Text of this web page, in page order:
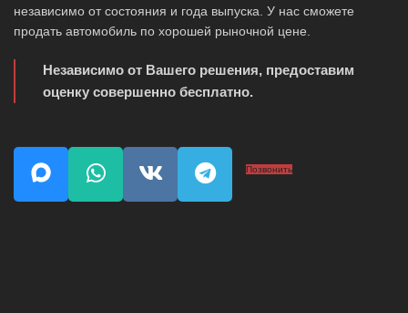
независимо от состояния и года выпуска. У нас сможете
продать автомобиль по хорошей рыночной цене.
Независимо от Вашего решения, предоставим
оценку совершенно бесплатно.
Позвонить